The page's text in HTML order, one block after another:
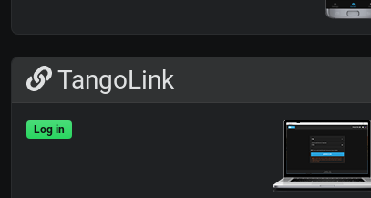
TangoLink
Log in